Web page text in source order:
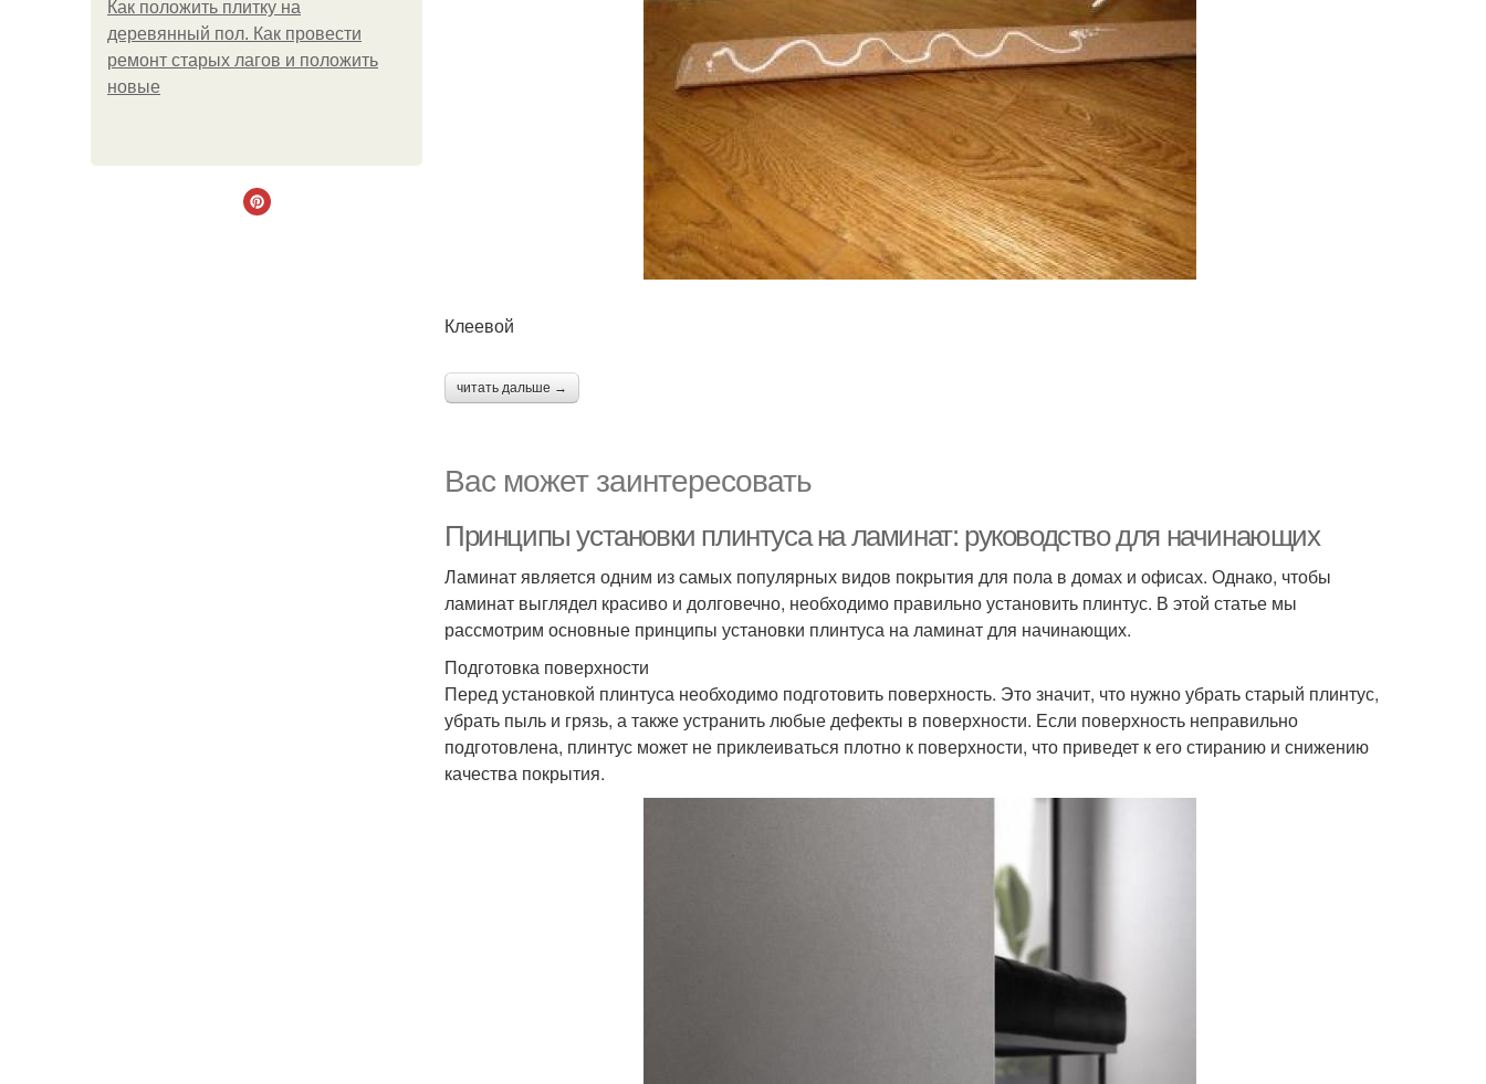
Как положить плитку на
деревянный пол. Как провести
ремонт старых лагов и положить
новые
Клеевой
читать дальше →
Вас может заинтересовать
Принципы установки плинтуса на ламинат: руководство для начинающих
Ламинат является одним из самых популярных видов покрытия для пола в домах и офисах. Однако, чтобы
ламинат выглядел красиво и долговечно, необходимо правильно установить плинтус. В этой статье мы
рассмотрим основные принципы установки плинтуса на ламинат для начинающих.
Подготовка поверхности
Перед установкой плинтуса необходимо подготовить поверхность. Это значит, что нужно убрать старый плинтус,
убрать пыль и грязь, а также устранить любые дефекты в поверхности. Если поверхность неправильно
подготовлена, плинтус может не приклеиваться плотно к поверхности, что приведет к его стиранию и снижению
качества покрытия.